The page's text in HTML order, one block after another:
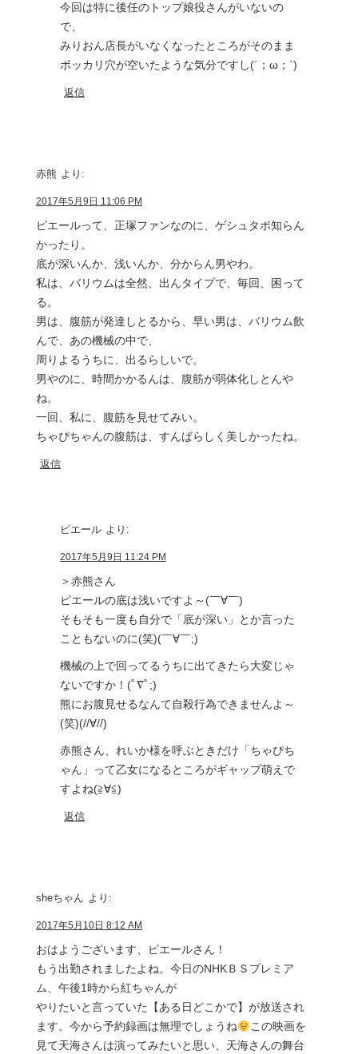
今回は特に後任のトップ娘役さんがいないの
で、
みりおん店長がいなくなったところがそのまま
ポッカリ穴が空いたような気分ですし(´；ω；`)
返信
赤熊 より:
2017年5月9日 11:06 PM
ピエールって、正塚ファンなのに、ゲシュタポ知らん
かったり。
底が深いんか、浅いんか、分からん男やわ。
私は、バリウムは全然、出んタイプで、毎回、困って
る。
男は、腹筋が発達しとるから、早い男は、バリウム飲
んで、あの機械の中で、
周りよるうちに、出るらしいで。
男やのに、時間かかるんは、腹筋が弱体化しとんや
ね。
一回、私に、腹筋を見せてみい。
ちゃぴちゃんの腹筋は、すんばらしく美しかったね。
返信
ピエール より:
2017年5月9日 11:24 PM
＞赤熊さん
ピエールの底は浅いですよ～(￣∀￣)
そもそも一度も自分で「底が深い」とか言った
こともないのに(笑)(￣∀￣;)
機械の上で回ってるうちに出てきたら大変じゃ
ないですか！(ﾟ∇ﾟ;)
熊にお腹見せるなんて自殺行為できませんよ～
(笑)(//∀//)
赤熊さん、れいか様を呼ぶときだけ「ちゃぴち
ゃん」って乙女になるところがギャップ萌えで
すよね(≧∀≦)
返信
sheちゃん より:
2017年5月10日 8:12 AM
おはようございます、ピエールさん！
もう出勤されましたよね。今日のNHKＢＳプレミア
ム、午後1時から紅ちゃんが
やりたいと言っていた【ある日どこかで】が放送され
ます。今から予約録画は無理でしょうね
この映画を
見て天海さんは演ってみたいと思い、天海さんの舞台